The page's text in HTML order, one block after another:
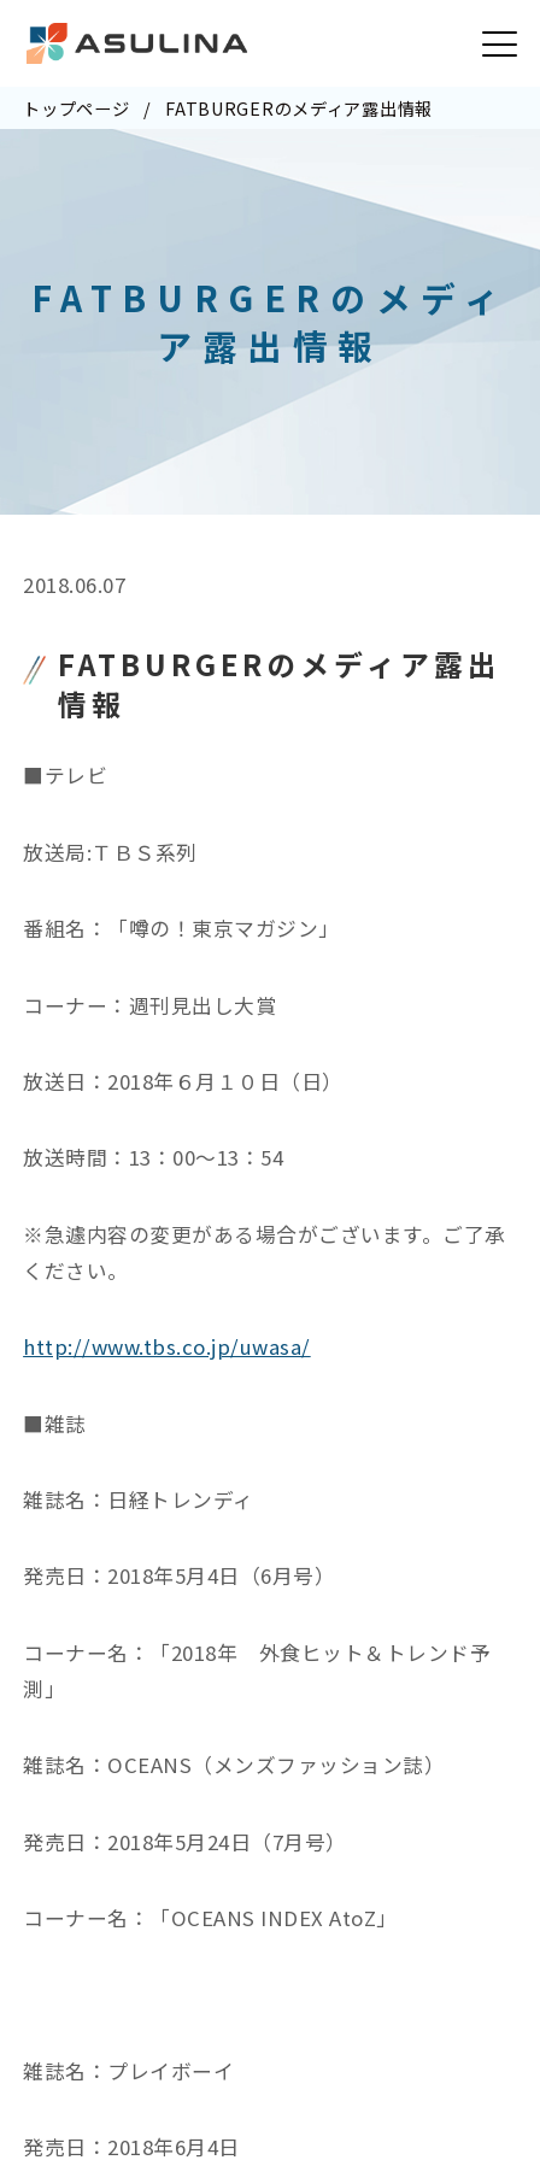
トップページ FATBURGERのメディア露出情報
FATBURGERのメディ
ア露出情報
2018.06.07
FATBURGERのメディア露出
情報
■テレビ
放送局:ＴＢＳ系列
番組名：「噂の！東京マガジン」
コーナー：週刊見出し大賞
放送日：2018年６月１０日（日）
放送時間：13：00～13：54
※急遽内容の変更がある場合がございます。ご了承
ください。
http://www.tbs.co.jp/uwasa/
■雑誌
雑誌名：日経トレンディ
発売日：2018年5月4日（6月号）
コーナー名：「2018年 外食ヒット＆トレンド予
測」
雑誌名：OCEANS（メンズファッション誌）
発売日：2018年5月24日（7月号）
コーナー名：「OCEANS INDEX AtoZ」
雑誌名：プレイボーイ
発売日：2018年6月4日